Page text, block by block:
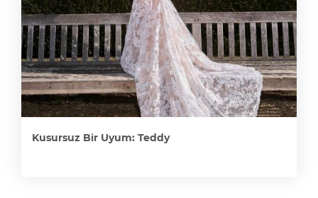
Kusursuz Bir Uyum: Teddy